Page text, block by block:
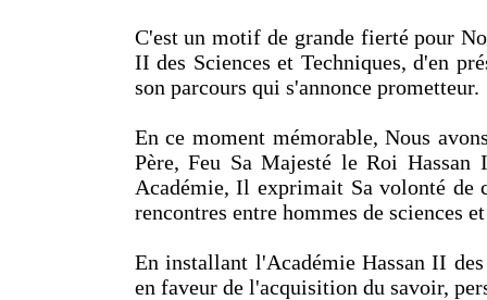
C'est un motif de grande fierté pour
II des Sciences et Techniques, d'en
son parcours qui s'annonce prometteur.
En ce moment mémorable, Nous
Père, Feu Sa Majesté le Roi
Académie, Il exprimait Sa volonté de
rencontres entre hommes de sciences
En installant l'Académie Hassan II
en faveur de l'acquisition du savoir,